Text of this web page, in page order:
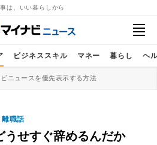
は、いい暮らしから
ビジネススキル マネー 暮らし ヘ
ニュースを優先表示する方法
離職話
うせすぐ辞めるんだか